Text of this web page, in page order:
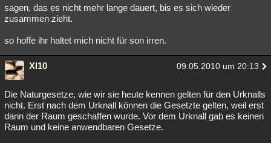
sagen, das es nicht mehr lange dauert, bis es sich wieder
zusammen zieht.
so hoffe ihr haltet mich nicht für son irren.
Xl10 09.05.2010 um 20:13
Die Naturgesetze, wie wir sie heute kennen gelten für den Urknalls
nicht. Erst nach dem Urknall können die Gesetzte gelten, weil erst
dann der Raum geschaffen wurde. Vor dem Urknall gab es keinen
Raum und keine anwendbaren Gesetze.